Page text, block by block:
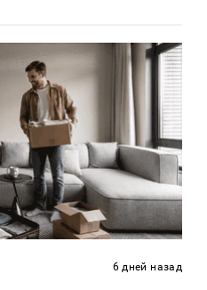
6 дней назад